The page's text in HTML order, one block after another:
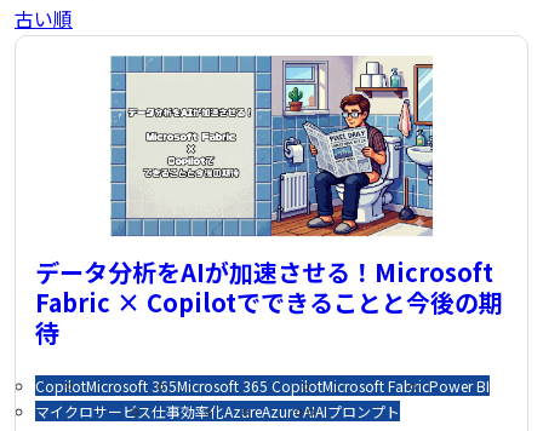
古い順
データ分析をAIが加速させる！Microsoft
Fabric × Copilotでできることと今後の期
待
CopilotMicrosoft 365Microsoft 365 CopilotMicrosoft FabricPower BI
マイクロサービス仕事効率化AzureAzure AIAIプロンプト